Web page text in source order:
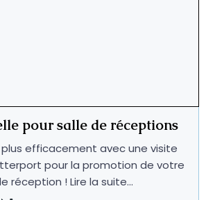
pour salle de réceptions
efficacement avec une visite
pour la promotion de votre
réception ! Lire la suite...